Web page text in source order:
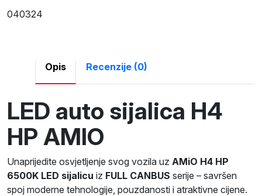
040324
Opis Recenzije (0)
LED auto sijalica H4
HP AMIO
Unaprijedite osvjetljenje svog vozila uz AMiO H4 HP
6500K LED sijalicu iz FULL CANBUS serije – savršen
spoj moderne tehnologije, pouzdanosti i atraktivne cijene.